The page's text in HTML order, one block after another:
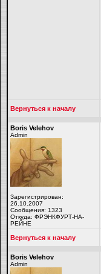
Вернуться к началу
Boris Velehov
Admin
Зарегистрирован:
26.10.2007
Сообщения: 1323
Откуда: ФРЭНКФУРТ-НА-
РЕЙНЕ
Вернуться к началу
Boris Velehov
Admin